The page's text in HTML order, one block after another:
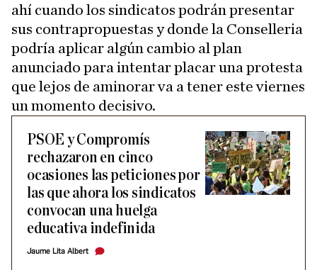
ahí cuando los sindicatos podrán presentar
sus contrapropuestas y donde la Conselleria
podría aplicar algún cambio al plan
anunciado para intentar placar una protesta
que lejos de aminorar va a tener este viernes
un momento decisivo.
PSOE y Compromís
rechazaron en cinco
ocasiones las peticiones por
las que ahora los sindicatos
convocan una huelga
educativa indefinida
Jaume Lita Albert